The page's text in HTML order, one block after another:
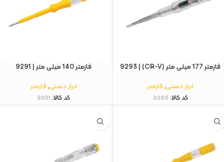
فازمتر 177 میلی متر (CR-V) | 9293
ابزار دستی,فازمتر
کد کالا: 9293
فازمتر 140 میلی متر | 9291
ابزار دستی,فازمتر
کد کالا: 9291